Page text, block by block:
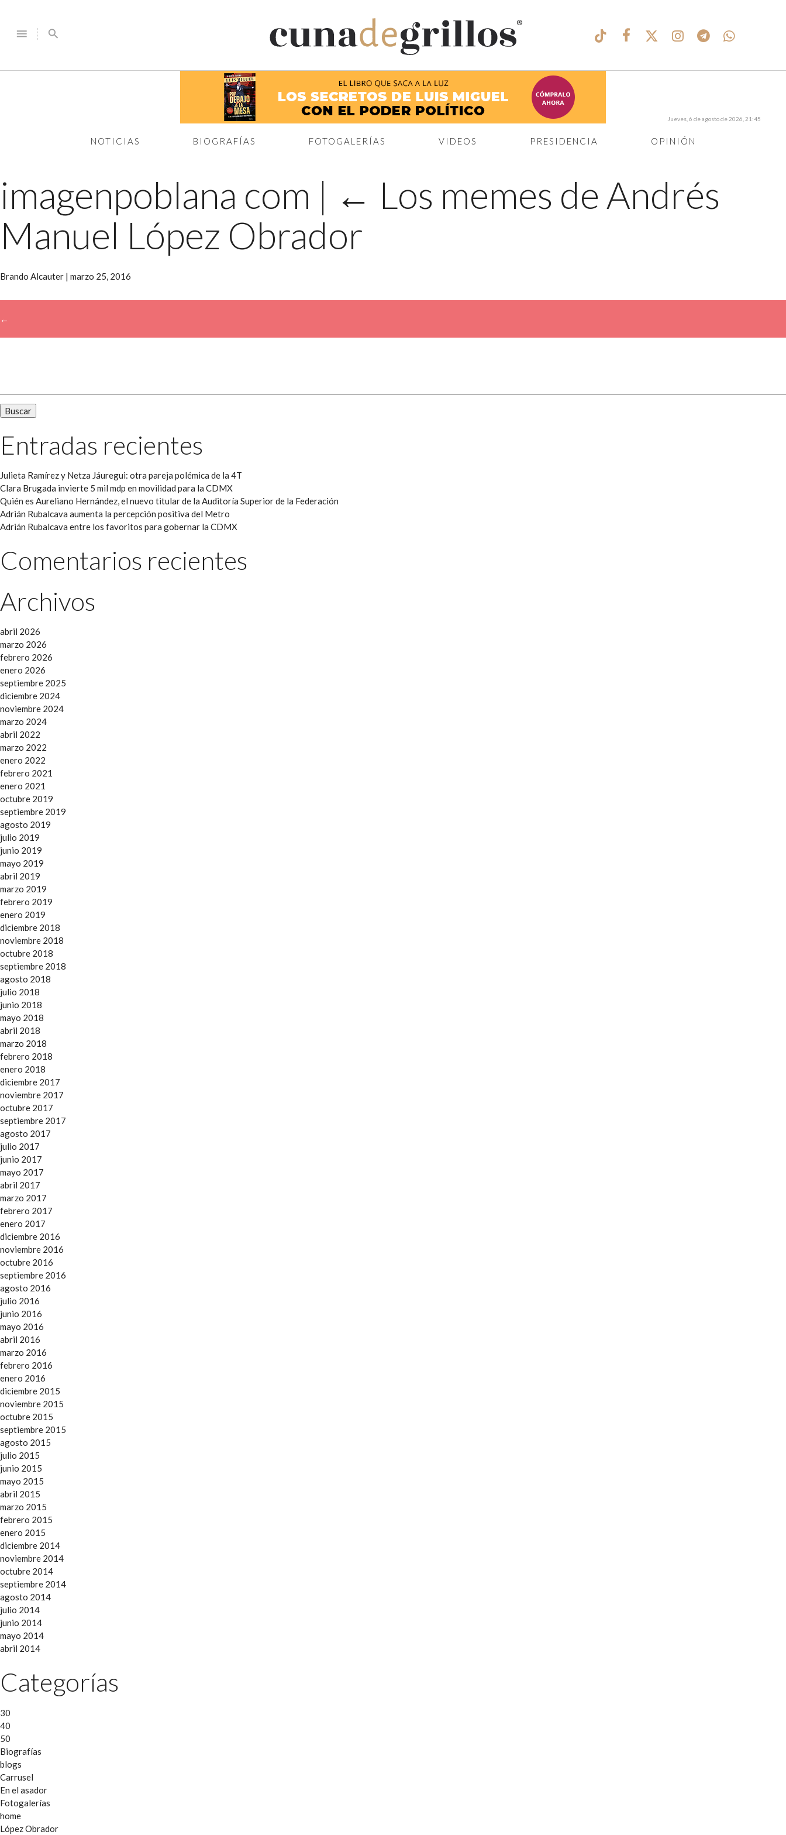
menu search
®
NOTICIAS BIOGRAFÍAS FOTOGALERÍAS VIDEOS PRESIDENCIA OPINIÓN
Jueves, 6 de agosto de 2026, 21:45
imagenpoblana com | ← Los memes de Andrés
Manuel López Obrador
Brando Alcauter | marzo 25, 2016
←
Entradas recientes
Julieta Ramírez y Netza Jáuregui: otra pareja polémica de la 4T
Clara Brugada invierte 5 mil mdp en movilidad para la CDMX
Quién es Aureliano Hernández, el nuevo titular de la Auditoría Superior de la Federación
Adrián Rubalcava aumenta la percepción positiva del Metro
Adrián Rubalcava entre los favoritos para gobernar la CDMX
Comentarios recientes
Archivos
abril 2026
marzo 2026
febrero 2026
enero 2026
septiembre 2025
diciembre 2024
noviembre 2024
marzo 2024
abril 2022
marzo 2022
enero 2022
febrero 2021
enero 2021
octubre 2019
septiembre 2019
agosto 2019
julio 2019
junio 2019
mayo 2019
abril 2019
marzo 2019
febrero 2019
enero 2019
diciembre 2018
noviembre 2018
octubre 2018
septiembre 2018
agosto 2018
julio 2018
junio 2018
mayo 2018
abril 2018
marzo 2018
febrero 2018
enero 2018
diciembre 2017
noviembre 2017
octubre 2017
septiembre 2017
agosto 2017
julio 2017
junio 2017
mayo 2017
abril 2017
marzo 2017
febrero 2017
enero 2017
diciembre 2016
noviembre 2016
octubre 2016
septiembre 2016
agosto 2016
julio 2016
junio 2016
mayo 2016
abril 2016
marzo 2016
febrero 2016
enero 2016
diciembre 2015
noviembre 2015
octubre 2015
septiembre 2015
agosto 2015
julio 2015
junio 2015
mayo 2015
abril 2015
marzo 2015
febrero 2015
enero 2015
diciembre 2014
noviembre 2014
octubre 2014
septiembre 2014
agosto 2014
julio 2014
junio 2014
mayo 2014
abril 2014
Categorías
30
40
50
Biografías
blogs
Carrusel
En el asador
Fotogalerías
home
López Obrador